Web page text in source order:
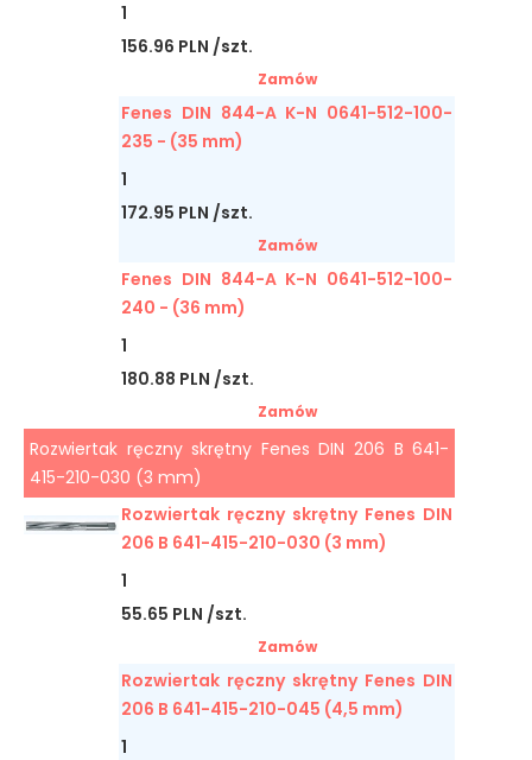
1
156.96 PLN /szt.
Zamów
Fenes DIN 844-A K-N 0641-512-100-
235 - (35 mm)
1
172.95 PLN /szt.
Zamów
Fenes DIN 844-A K-N 0641-512-100-
240 - (36 mm)
1
180.88 PLN /szt.
Zamów
Rozwiertak ręczny skrętny Fenes DIN 206 B 641-
415-210-030 (3 mm)
Rozwiertak ręczny skrętny Fenes DIN
206 B 641-415-210-030 (3 mm)
1
55.65 PLN /szt.
Zamów
Rozwiertak ręczny skrętny Fenes DIN
206 B 641-415-210-045 (4,5 mm)
1